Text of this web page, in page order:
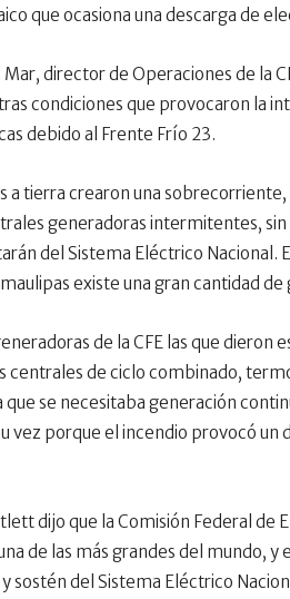
que ocasiona una descarga de
director de Operaciones de la
condiciones que provocaron la
debido al Frente Frío 23.
a tierra crearon una sobrecorriente,
generadoras intermitentes, sin
del Sistema Eléctrico
existe una gran cantidad
de la CFE las que dieron
centrales de ciclo combinado,
se necesitaba generación
vez porque el incendio provocó un
dijo que la Comisión Federal de
de las más grandes del mundo, y
sostén del Sistema Eléctrico